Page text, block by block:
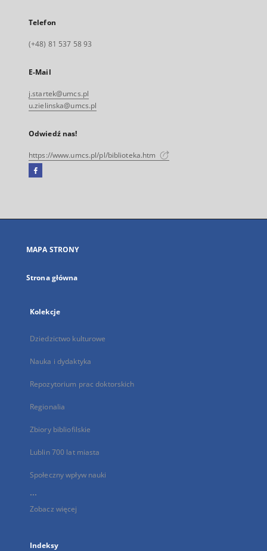
Telefon
(+48) 81 537 58 93
E-Mail
j.startek@umcs.pl
u.zielinska@umcs.pl
Odwiedź nas!
https://www.umcs.pl/pl/biblioteka.htm
Facebook
się
karcie
MAPA STRONY
Strona główna
Kolekcje
Dziedzictwo kulturowe
Nauka i dydaktyka
Repozytorium prac doktorskich
Regionalia
Zbiory bibliofilskie
Lublin 700 lat miasta
Społeczny wpływ nauki
...
Zobacz więcej
Indeksy